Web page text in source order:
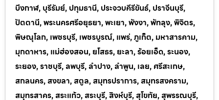
บึงกาฬ, บุรีรัมย์, ปทุมธานี, ประจวบคีรีขันธ์, ปราจีนบุรี,
ปัตตานี, พระนครศรีอยุธยา, พะเยา, พังงา, พัทลุง, พิจิตร,
พิษณุโลก, เพชรบุรี, เพชรบูรณ์, แพร่, ภูเก็ต, มหาสารคาม,
มุกดาหาร, แม่ฮ่องสอน, ยโสธร, ยะลา, ร้อยเอ็ด, ระนอง,
ระยอง, ราชบุรี, ลพบุรี, ลำปาง, ลำพูน, เลย, ศรีสะเกษ,
สกลนคร, สงขลา, สตูล, สมุทรปราการ, สมุทรสงคราม,
สมุทรสาคร, สระแก้ว, สระบุรี, สิงห์บุรี, สุโขทัย, สุพรรณบุรี,